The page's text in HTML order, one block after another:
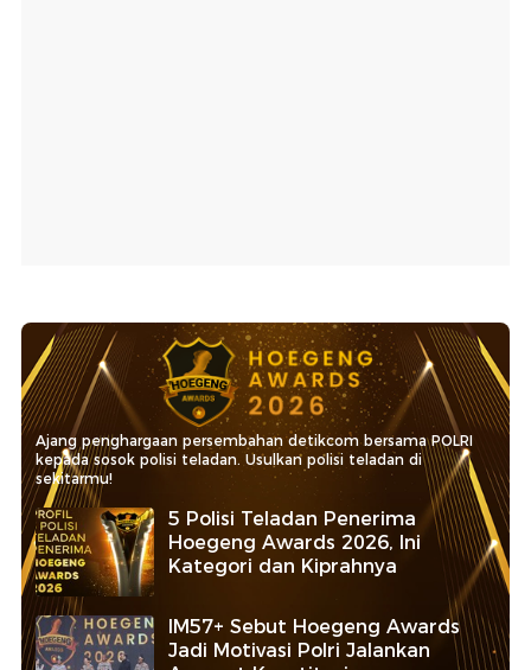
Ajang penghargaan persembahan detikcom bersama POLRI
kepada sosok polisi teladan. Usulkan polisi teladan di
sekitarmu!
5 Polisi Teladan Penerima
Hoegeng Awards 2026, Ini
Kategori dan Kiprahnya
IM57+ Sebut Hoegeng Awards
Jadi Motivasi Polri Jalankan